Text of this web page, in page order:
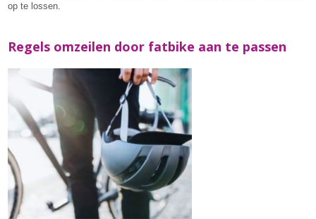
op te lossen.
Regels omzeilen door fatbike aan te passen